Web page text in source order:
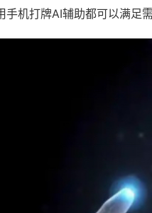
机打牌AI辅助都可以满足需